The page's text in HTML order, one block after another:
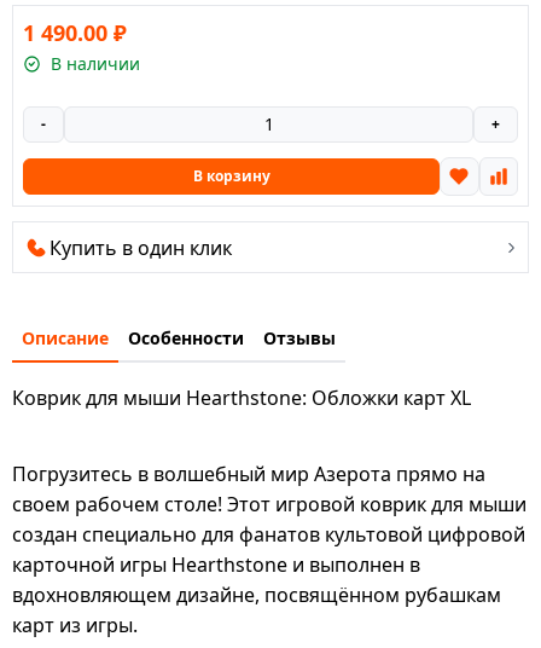
1 490.00 ₽
В наличии
- +
В корзину
Купить в один клик
Описание Особенности Отзывы
Коврик для мыши Hearthstone: Обложки карт XL
Погрузитесь в волшебный мир Азерота прямо на
своем рабочем столе! Этот игровой коврик для мыши
создан специально для фанатов культовой цифровой
карточной игры Hearthstone и выполнен в
вдохновляющем дизайне, посвящённом рубашкам
карт из игры.